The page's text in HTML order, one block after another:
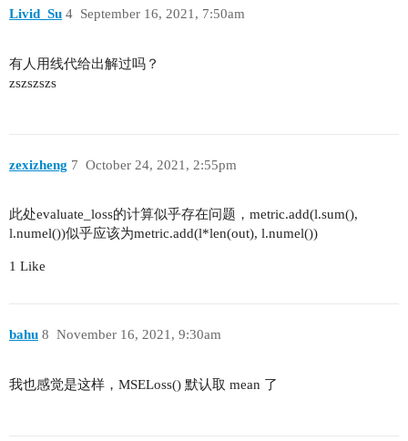
Livid_Su September 16, 2021, 7:50am
4
有人用线代给出解过吗？
zszszszs
zexizheng October 24, 2021, 2:55pm
7
此处evaluate_loss的计算似乎存在问题，metric.add(l.sum(),
l.numel())似乎应该为metric.add(l*len(out), l.numel())
1 Like
bahu November 16, 2021, 9:30am
8
我也感觉是这样，MSELoss() 默认取 mean 了